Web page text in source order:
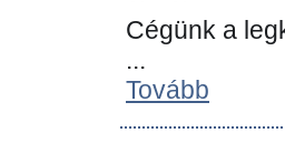
Cégünk a
...
Tovább